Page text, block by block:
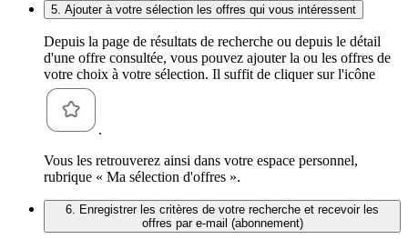
5. Ajouter à votre sélection les offres qui vous intéressent
Depuis la page de résultats de recherche ou depuis le détail
d'une offre consultée, vous pouvez ajouter la ou les offres de
votre choix à votre sélection. Il suffit de cliquer sur l'icône
.
Vous les retrouverez ainsi dans votre espace personnel,
rubrique « Ma sélection d'offres ».
6. Enregistrer les critères de votre recherche et recevoir les
offres par e-mail (abonnement)